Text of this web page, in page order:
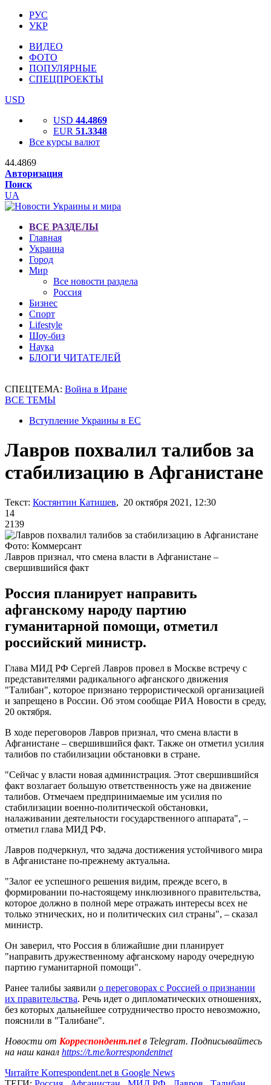
РУС
УКР
ВИДЕО
ФОТО
ПОПУЛЯРНЫЕ
СПЕЦПРОЕКТЫ
USD
USD 44.4869
EUR 51.3348
Все курсы валют
44.4869
Авторизация
Поиск
UA
ВСЕ РАЗДЕЛЫ
Главная
Украина
Город
Мир
Все новости раздела
Россия
Бизнес
Спорт
Lifestyle
Шоу-биз
Наука
БЛОГИ ЧИТАТЕЛЕЙ
СПЕЦТЕМА: Война в Иране
ВСЕ ТЕМЫ
Вступление Украины в ЕС
Лавров похвалил талибов за
стабилизацию в Афганистане
Текст: Костянтин Катишев, 20 октября 2021, 12:30
14
2139
Фото: Коммерсант
Лавров признал, что смена власти в Афганистане –
свершившийся факт
Россия планирует направить
афганскому народу партию
гуманитарной помощи, отметил
российский министр.
Глава МИД РФ Сергей Лавров провел в Москве встречу с
представителями радикального афганского движения
"Талибан", которое признано террористической организацией
и запрещено в России. Об этом сообщае РИА Новости в среду,
20 октября.
В ходе переговоров Лавров признал, что смена власти в
Афганистане – свершившийся факт. Также он отметил усилия
талибов по стабилизации обстановки в стране.
"Сейчас у власти новая администрация. Этот свершившийся
факт возлагает большую ответственность уже на движение
талибов. Отмечаем предпринимаемые им усилия по
стабилизации военно-политической обстановки,
налаживании деятельности государственного аппарата", –
отметил глава МИД РФ.
Лавров подчеркнул, что задача достижения устойчивого мира
в Афганистане по-прежнему актуальна.
"Залог ее успешного решения видим, прежде всего, в
формировании по-настоящему инклюзивного правительства,
которое должно в полной мере отражать интересы всех не
только этнических, но и политических сил страны", – сказал
министр.
Он заверил, что Россия в ближайшие дни планирует
"направить дружественному афганскому народу очередную
партию гуманитарной помощи".
Ранее талибы заявили о переговорах с Россией о признании
их правительства. Речь идет о дипломатических отношениях,
без которых дальнейшее сотрудничество просто невозможно,
пояснили в "Талибане".
Новости от Корреспондент.netв Telegram. Подписывайтесь
на наш канал https://t.me/korrespondentnet
Читайте Korrespondent.net в Google News